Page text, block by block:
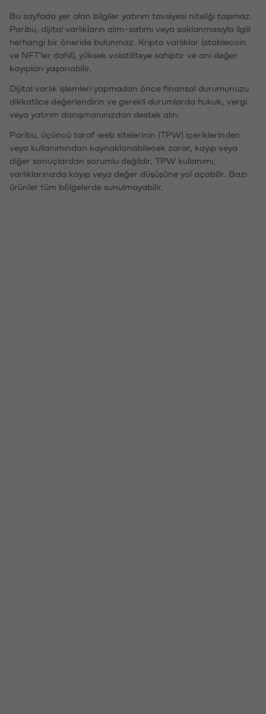
Bu sayfada yer alan bilgiler yatırım tavsiyesi niteliği taşımaz.
Paribu, dijital varlıkların alım-satımı veya saklanmasıyla ilgili
herhangi bir öneride bulunmaz. Kripto varlıklar (stablecoin
ve NFT'ler dahil), yüksek volatiliteye sahiptir ve ani değer
kayıpları yaşanabilir.
Dijital varlık işlemleri yapmadan önce finansal durumunuzu
dikkatlice değerlendirin ve gerekli durumlarda hukuk, vergi
veya yatırım danışmanınızdan destek alın.
Paribu, üçüncü taraf web sitelerinin (TPW) içeriklerinden
veya kullanımından kaynaklanabilecek zarar, kayıp veya
diğer sonuçlardan sorumlu değildir. TPW kullanımı,
varlıklarınızda kayıp veya değer düşüşüne yol açabilir. Bazı
ürünler tüm bölgelerde sunulmayabilir.